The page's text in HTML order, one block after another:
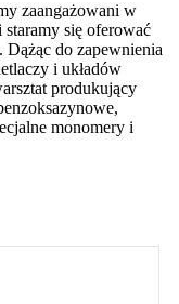
zaangażowani w
się oferować
do zapewnienia
i układów
produkujący
monomery i